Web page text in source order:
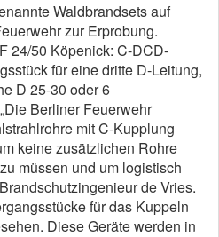
Waldbrandsets auf
zur Erprobung.
24/50 Köpenick: C-DCD-
für eine dritte D-Leitung,
D 25-30 oder 6
Berliner Feuerwehr
mit C-Kupplung
keine zusätzlichen Rohre
müssen und um logistisch
de Vries.
für das Kuppeln
Diese Geräte werden in